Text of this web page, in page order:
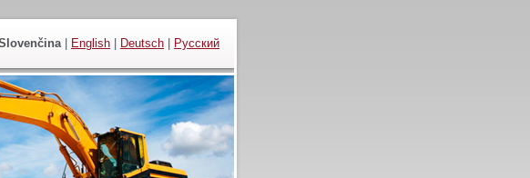
| English Deutsch Русский